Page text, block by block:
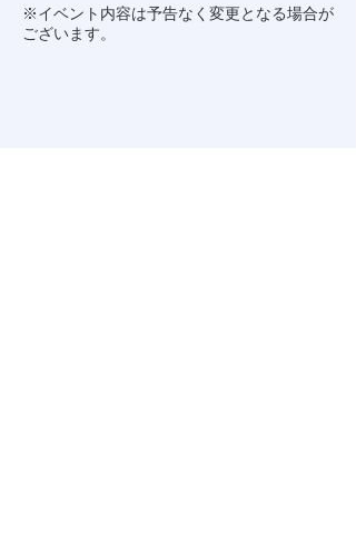
※イベント内容は予告なく変更となる場合が
ございます。